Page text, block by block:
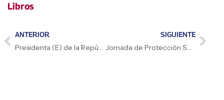
Libros
ANTERIOR
Presidenta (E) de la República Bolivariana de Venezuela, Delcy Rodríguez, es recibida con honores en Barbados para cumplir agenda estratégica
SIGUIENTE
Jornada de Protección Social atiende a más de mil 400 familias en La Guaira